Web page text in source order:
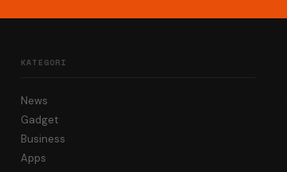
KATEGORI
News
Gadget
Business
Apps